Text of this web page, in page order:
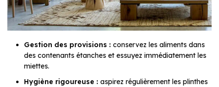
Gestion des provisions : conservez les aliments dans
des contenants étanches et essuyez immédiatement les
miettes.
Hygiène rigoureuse : aspirez régulièrement les plinthes